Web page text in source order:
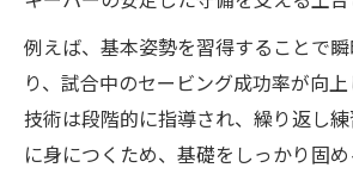
例えば、基本姿勢を習得することで
り、試合中のセービング成功率が向
技術は段階的に指導され、繰り返し
に身につくため、基礎をしっかり固